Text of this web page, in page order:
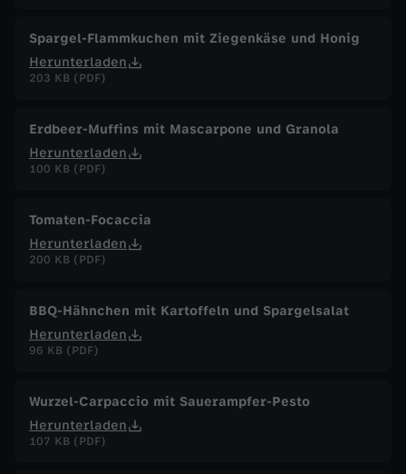
Spargel-Flammkuchen mit Ziegenkäse und Honig
Herunterladen
203 KB (PDF)
Erdbeer-Muffins mit Mascarpone und Granola
Herunterladen
100 KB (PDF)
Tomaten-Focaccia
Herunterladen
200 KB (PDF)
BBQ-Hähnchen mit Kartoffeln und Spargelsalat
Herunterladen
96 KB (PDF)
Wurzel-Carpaccio mit Sauerampfer-Pesto
Herunterladen
107 KB (PDF)